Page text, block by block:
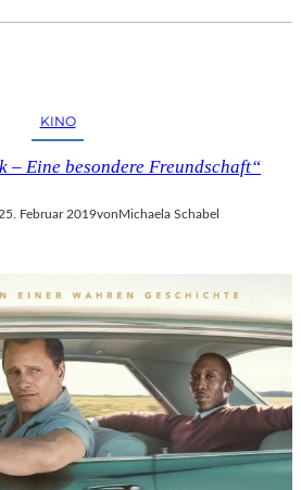
KINO
– Eine besondere Freundschaft“
Februar 2019von Michaela Schabel